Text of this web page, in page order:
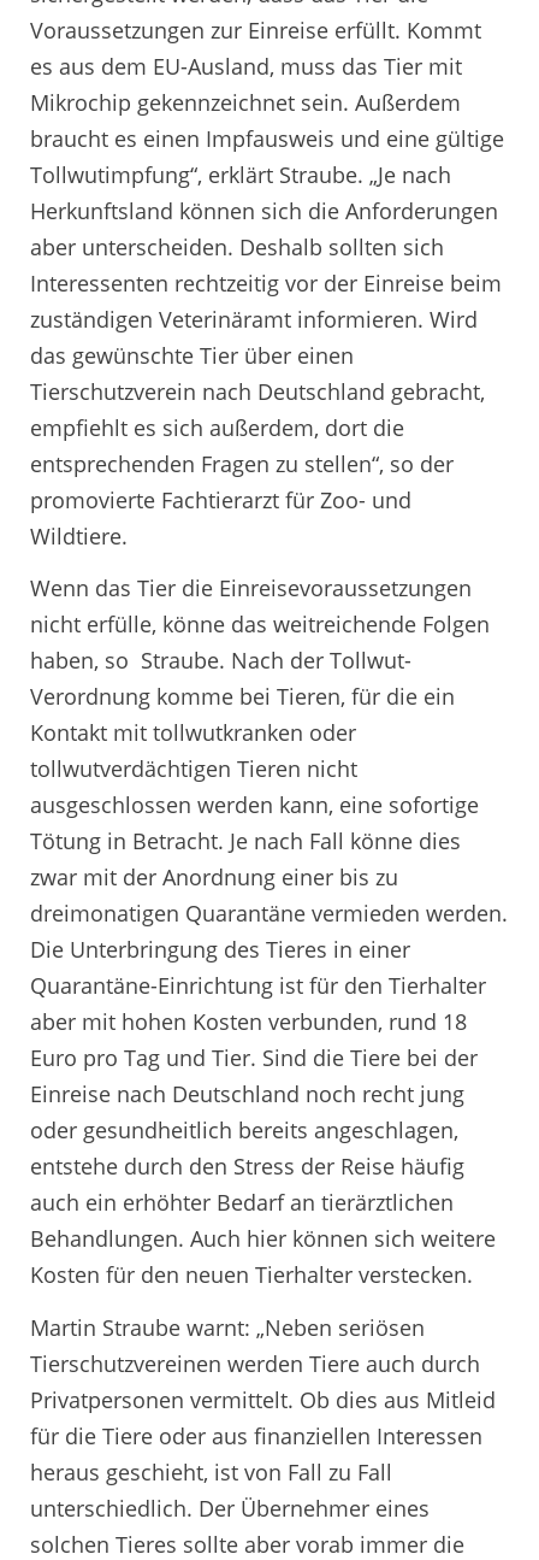
Voraussetzungen zur Einreise erfüllt. Kommt
es aus dem EU-Ausland, muss das Tier mit
Mikrochip gekennzeichnet sein. Außerdem
braucht es einen Impfausweis und eine gültige
Tollwutimpfung“, erklärt Straube. „Je nach
Herkunftsland können sich die Anforderungen
aber unterscheiden. Deshalb sollten sich
Interessenten rechtzeitig vor der Einreise beim
zuständigen Veterinäramt informieren. Wird
das gewünschte Tier über einen
Tierschutzverein nach Deutschland gebracht,
empfiehlt es sich außerdem, dort die
entsprechenden Fragen zu stellen“, so der
promovierte Fachtierarzt für Zoo- und
Wildtiere.
Wenn das Tier die Einreisevoraussetzungen
nicht erfülle, könne das weitreichende Folgen
haben, so Straube. Nach der Tollwut-
Verordnung komme bei Tieren, für die ein
Kontakt mit tollwutkranken oder
tollwutverdächtigen Tieren nicht
ausgeschlossen werden kann, eine sofortige
Tötung in Betracht. Je nach Fall könne dies
zwar mit der Anordnung einer bis zu
dreimonatigen Quarantäne vermieden werden.
Die Unterbringung des Tieres in einer
Quarantäne-Einrichtung ist für den Tierhalter
aber mit hohen Kosten verbunden, rund 18
Euro pro Tag und Tier. Sind die Tiere bei der
Einreise nach Deutschland noch recht jung
oder gesundheitlich bereits angeschlagen,
entstehe durch den Stress der Reise häufig
auch ein erhöhter Bedarf an tierärztlichen
Behandlungen. Auch hier können sich weitere
Kosten für den neuen Tierhalter verstecken.
Martin Straube warnt: „Neben seriösen
Tierschutzvereinen werden Tiere auch durch
Privatpersonen vermittelt. Ob dies aus Mitleid
für die Tiere oder aus finanziellen Interessen
heraus geschieht, ist von Fall zu Fall
unterschiedlich. Der Übernehmer eines
solchen Tieres sollte aber vorab immer die